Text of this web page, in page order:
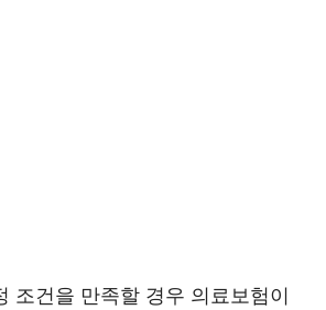
조건을 만족할 경우 의료보험이